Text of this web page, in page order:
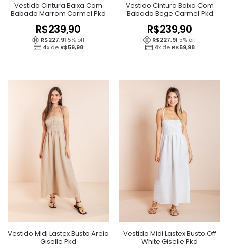
Vestido Cintura Baixa Com
Babado Marrom Carmel Pkd
R$239,90
R$227,91 5% off
4x de R$59,98
Vestido Cintura Baixa Com
Babado Bege Carmel Pkd
R$239,90
R$227,91 5% off
4x de R$59,98
Vestido Midi Lastex Busto Areia
Giselle Pkd
Vestido Midi Lastex Busto Off
White Giselle Pkd